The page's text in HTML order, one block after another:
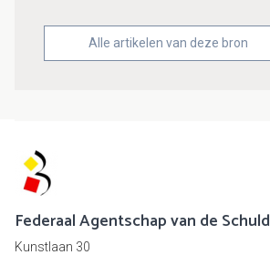
Alle artikelen van deze bron
Federaal Agentschap van de Schuld
Kunstlaan 30